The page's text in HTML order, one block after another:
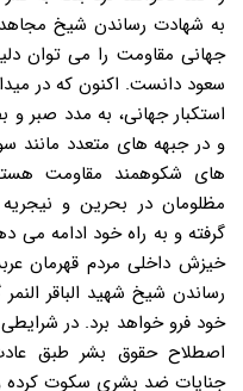
به شهادت رساندن شیخ
جهانی مقاومت را می توان
سعود دانست. اکنون که در
استکبار جهانی، به مدد صبر
و در جبهه های متعدد مانند
های شکوهمند مقاومت
مظلومان در بحرین و
گرفته و به راه خود ادامه می
خیزش داخلی مردم قهرمان
رساندن شیخ شهید الباقر
خود فرو خواهد برد. در
اصطلاح حقوق بشر طبق
جنایات ضد بشری سکوت کرده و